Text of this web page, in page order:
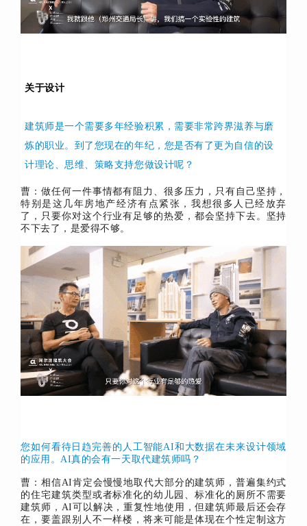
关于设计
建筑师是一个需要多年经验积累，需要非常跨界滋养与磨
炼的职业。 到了您现在的年纪，您是否有了更为自信的设
计理论、思维、策略支持您做设计呢？
曹：做任何一件事情都有阻力、很多压力，只有自己坚持，
特别是这几年房地产经济有点紧张，我想很多人已经放弃
了，只要你对这个行业有足够的热爱，都会坚持下去。坚持
不下去了，是爱得不够。
您如何看待日趋完善的人工智能AI和大数据在未来设计领域
的应用。AI真的会有一天取代建筑师吗？
曹：相信AI肯定会慢慢地取代大部分的建筑师，普遍集约式
的住宅建筑类型或者标准化的幼儿园、标准化的厕所不需要
建筑师，AI可以解决，重复性地使用，但建筑师最后还会存
在，要盖跟别人不一样楼，将来可能是体现在个性定制这方